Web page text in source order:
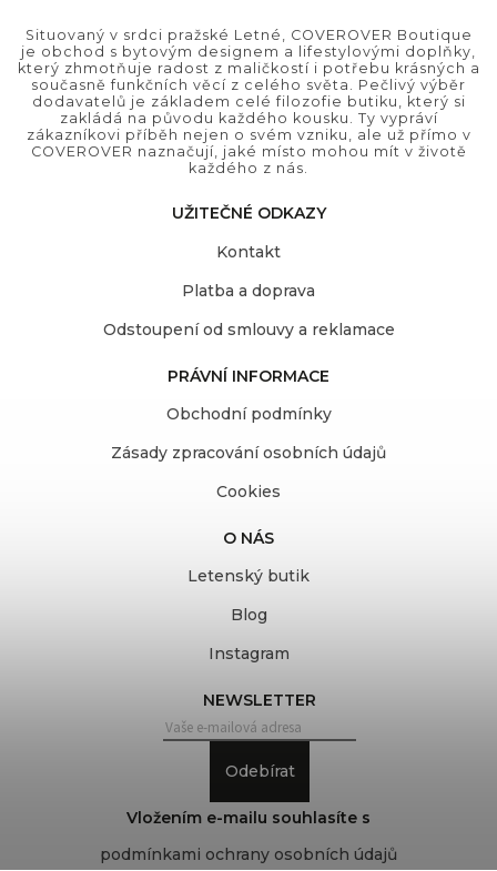
Situovaný v srdci pražské Letné, COVEROVER Boutique
je obchod s bytovým designem a lifestylovými doplňky,
který zhmotňuje radost z maličkostí i potřebu krásných a
současně funkčních věcí z celého světa. Pečlivý výběr
dodavatelů je základem celé filozofie butiku, který si
zakládá na původu každého kousku. Ty vypráví
zákazníkovi příběh nejen o svém vzniku, ale už přímo v
COVEROVER naznačují, jaké místo mohou mít v životě
každého z nás.
UŽITEČNÉ ODKAZY
Kontakt
Platba a doprava
Odstoupení od smlouvy a reklamace
PRÁVNÍ INFORMACE
Obchodní podmínky
Zásady zpracování osobních údajů
Cookies
O NÁS
Letenský butik
Blog
Instagram
NEWSLETTER
Odebírat
Vložením e-mailu souhlasíte s
podmínkami ochrany osobních údajů